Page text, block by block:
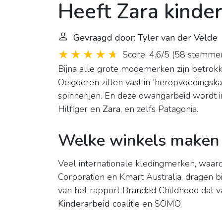
Heeft Zara
Gevraagd door: Tyler van der Velde
Score: 4.6/5 (58
Bijna alle grote modemerken zijn
Oeigoeren zitten vast in
spinnerijen. En deze dwangarbeid
Hilfiger en Zara, en zelfs Patagonia.
Welke winkels
Veel internationale kledingmerken,
Corporation en Kmart Australia, dragen
van het rapport Branded Childhood dat
Kinderarbeid coalitie en SOMO.